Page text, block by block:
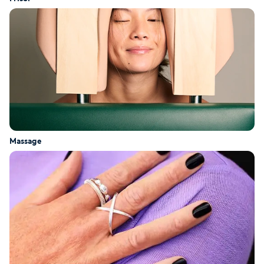
Babylights
Balayage
Barnklippning
Blowout
Bottenfärg
Massage